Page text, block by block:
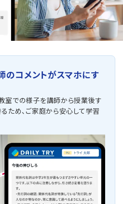
のコメントがスマホにす
室での様子を講師から授業後す
ため、ご家庭から安心して学習